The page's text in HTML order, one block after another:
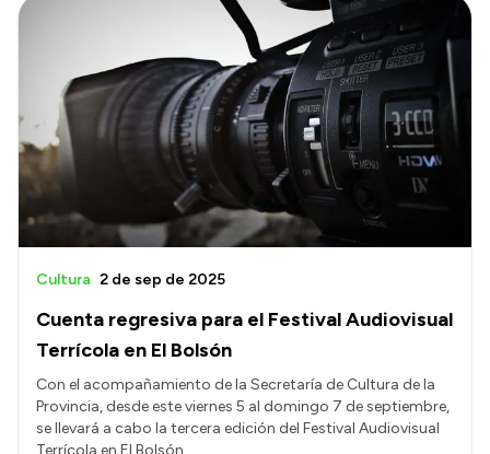
Cuenta regresiva para el Festival Audiovisual
Terrícola en El Bolsón
Cultura 2 de sep de 2025
Con el acompañamiento de la Secretaría de Cultura de la
Provincia, desde este viernes 5 al domingo 7 de septiembre,
se llevará a cabo la tercera edición del Festival Audiovisual